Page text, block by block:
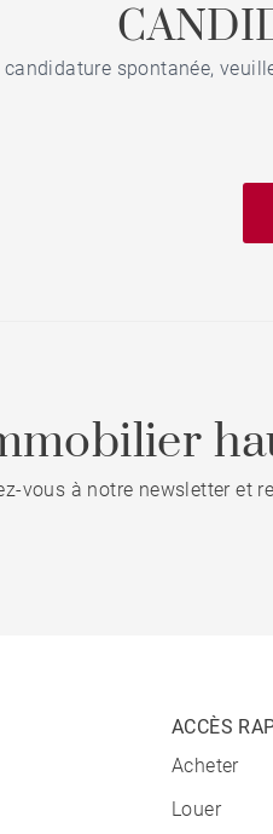
candidature spontanée,
vous à notre newsletter et
ACCÈS
Acheter
Louer